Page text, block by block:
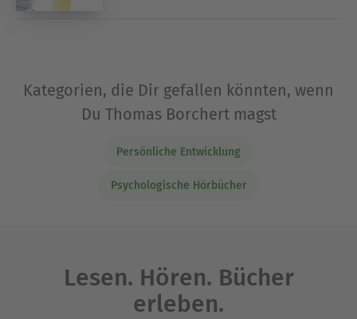
Kategorien, die Dir gefallen könnten, wenn
Du Thomas Borchert magst
Persönliche Entwicklung
Psychologische Hörbücher
Lesen. Hören. Bücher
erleben.